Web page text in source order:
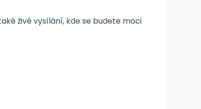
živé vysílání, kde se budete moci